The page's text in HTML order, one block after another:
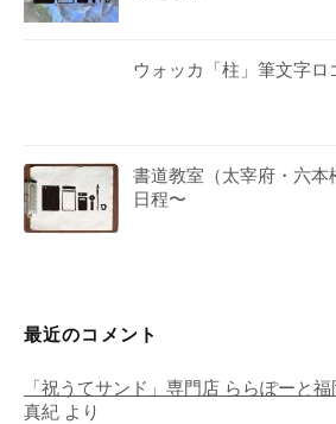
ウォッカ「柱」筆文字ロ
書道教室（太宰府・六
日程〜
最近のコメント
「祝うてサンド」専門店 ららぽーと福
真紀 より